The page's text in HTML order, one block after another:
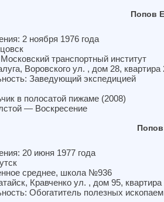
Попов
2 ноября 1976 года
транспортный институт
Воровского ул. , дом 28, квартира
Заведующий экспедицией
в полосатой пижаме (2008)
— Воскресение
20 июня 1977 года
среднее, школа №936
Кравченко ул. , дом 95, квартира
Обогатитель полезных